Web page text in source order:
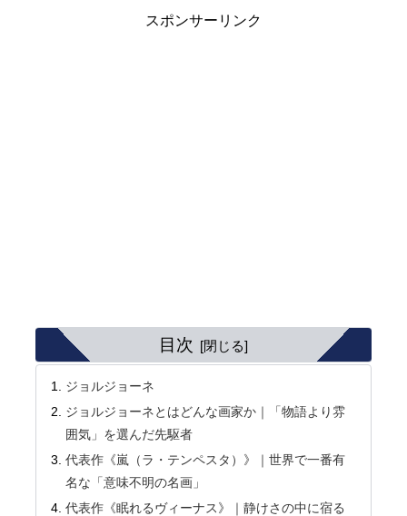
スポンサーリンク
目次
ジョルジョーネ
ジョルジョーネとはどんな画家か｜「物語より雰
囲気」を選んだ先駆者
代表作《嵐（ラ・テンペスタ）》｜世界で一番有
名な「意味不明の名画」
代表作《眠れるヴィーナス》｜静けさの中に宿る